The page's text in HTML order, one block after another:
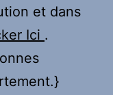
et dans
Ici .